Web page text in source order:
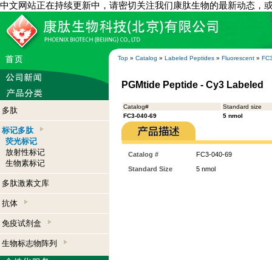
中文网站正在持续更新中，请密切关注我们康肽生物的最新动态，
Top » Catalog » Labeled Peptides » Fluorescent »
多肽
标记多肽
荧光标记
放射性标记
生物素标记
多肽激素文库
抗体
免疫试剂盒
生物标志物阵列
PGMtide Peptide - Cy3 Labeled
Catalog#
Standard size
FC3-040-69
5 nmol
Catalog #
FC3-040-69
Standard Size
5 nmol